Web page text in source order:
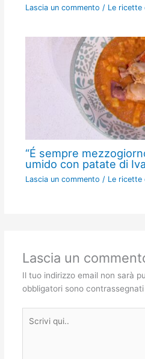
Lascia un commento / Le ricette
“É sempre
umido con patate di
Lascia un commento / Le ricette
Lascia un
Il tuo indirizzo email non sarà
obbligatori sono contrassegnati
qui..